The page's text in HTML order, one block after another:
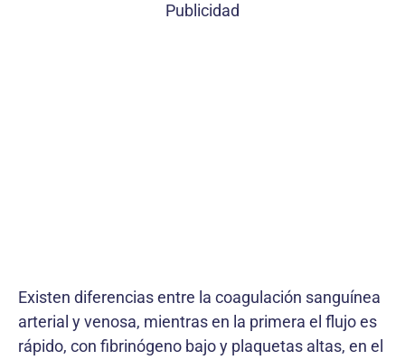
Publicidad
Existen diferencias entre la coagulación sanguínea
arterial y venosa, mientras en la primera el flujo es
rápido, con fibrinógeno bajo y plaquetas altas, en el